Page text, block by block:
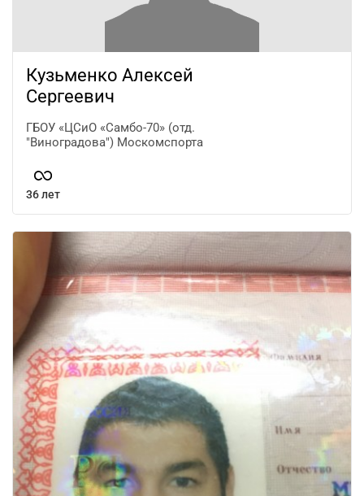
Кузьменко Алексей
Сергеевич
ГБОУ «ЦСиО «Самбо-70» (отд.
"Виноградова") Москомспорта
36 лет